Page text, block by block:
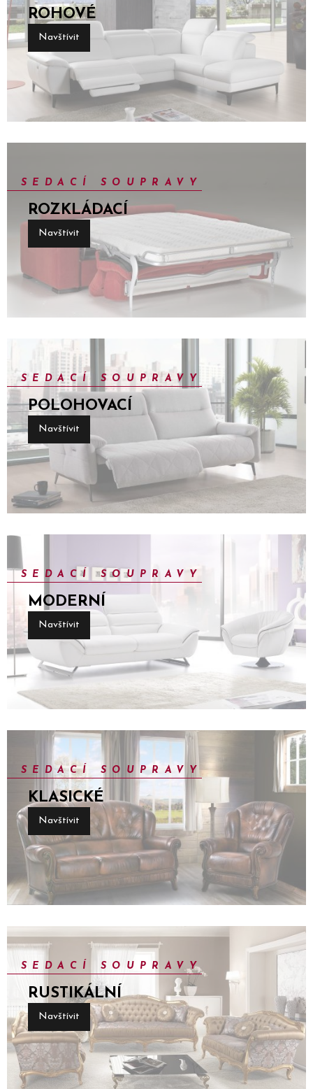
ROHOVÉ
Navštívit
SEDACÍ SOUPRAVY
ROZKLÁDACÍ
Navštívit
SEDACÍ SOUPRAVY
POLOHOVACÍ
Navštívit
SEDACÍ SOUPRAVY
MODERNÍ
Navštívit
SEDACÍ SOUPRAVY
KLASICKÉ
Navštívit
SEDACÍ SOUPRAVY
RUSTIKÁLNÍ
Navštívit